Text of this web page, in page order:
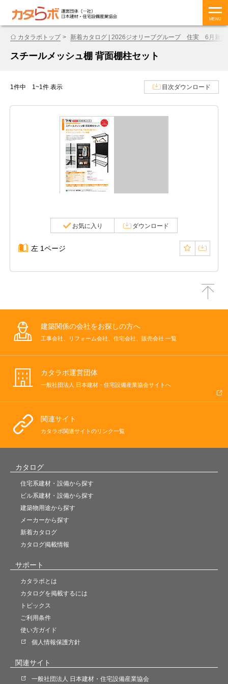
MENU
カタラボトップ 新着カタログ | 2026ジオリーブグループ 住実 6月新商
スチールメッシュ棚 背面棚柱セット
1件中 1~1件 表示 目次ダウンロード
お気に入り ダウンロード
左 1ページ
建築関係の会社をお探しの方へ
工事会社、リフォーム会社、住宅会社、販売会社 一覧
カタラボ運営団体
一般社団法人 日本建材・住宅設備産業協会サイトへ
関連サイト
カタラボ関連サイトのリンク一覧
カタログ
住宅系建材・設備から探す
ビル系建材・設備から探す
建築物用途から探す
メーカーから探す
新着カタログ
カタログ掲載情報
サポート
カタラボとは
カタログを掲載するには
トピックス
ご利用条件
使い方ガイド
個人情報保護方針
関連サイト
一般社団法人 日本建材・住宅設備産業協会